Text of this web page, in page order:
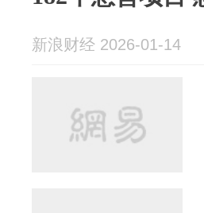
新浪财经 2026-01-14